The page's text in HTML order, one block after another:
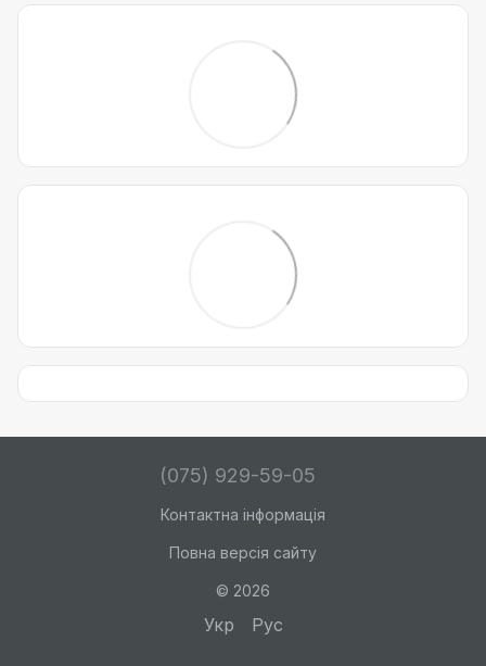
(075) 929-59-05
Контактна інформація
Повна версія сайту
© 2026
Укр Рус